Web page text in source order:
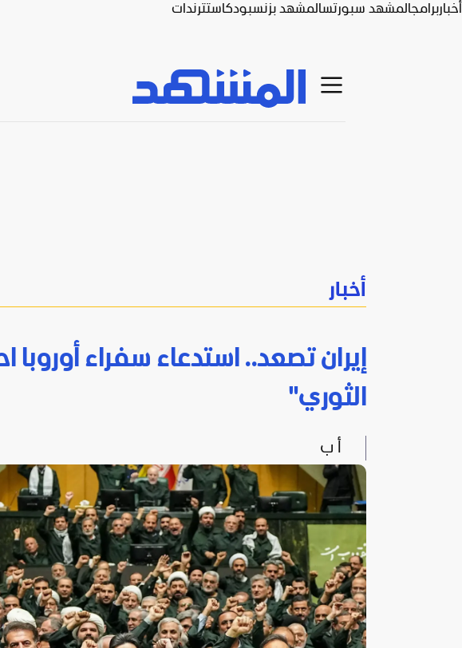
أخباربرامجالمشهد سبورتسالمشهد بزنسبودكاستترندات
أخبار
إيران تصعد.. استدعاء سفراء
الثوري"
أ ب